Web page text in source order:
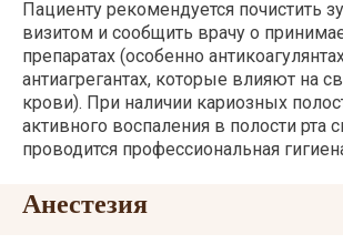
Пациенту рекомендуется почистить
визитом и сообщить врачу о
препаратах (особенно
антиагрегантах, которые влияют на
крови). При наличии кариозных
активного воспаления в полости рта
проводится профессиональная
Анестезия